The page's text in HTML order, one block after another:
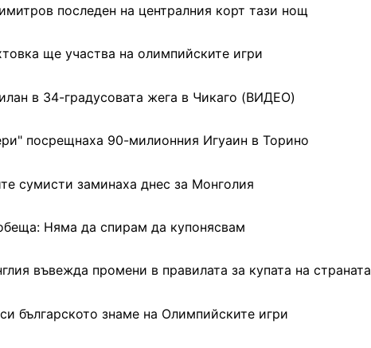
последен на централния корт тази нощ
ще участва на олимпийските игри
в 34-градусовата жега в Чикаго (ВИДЕО)
посрещнаха 90-милионния Игуаин в Торино
сумисти заминаха днес за Монголия
Няма да спирам да купонясвам
въвежда промени в правилата за купата на страната
българското знаме на Олимпийските игри